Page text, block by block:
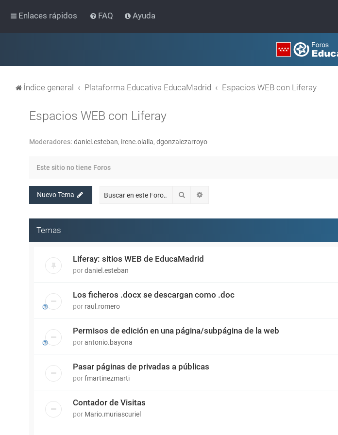
Enlaces rápidos FAQ Ayuda
Índice general Plataforma Educativa EducaMadrid Espacios WEB con Liferay
Espacios WEB con Liferay
Moderadores: daniel.esteban, irene.olalla, dgonzalezarroyo
Este sitio no tiene Foros
Nuevo Tema Buscar
Temas
Liferay: sitios WEB de EducaMadrid
pordaniel.esteban
Los ficheros .docx se descargan como .doc
por raul.romero
Permisos de edición en una página/subpágina de la web
porantonio.bayona
Pasar páginas de privadas a públicas
porfmartinezmarti
Contador de Visitas
por Mario.muriascuriel